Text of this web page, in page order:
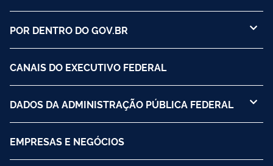
POR DENTRO DO GOV.BR
CANAIS DO EXECUTIVO FEDERAL
DADOS DA ADMINISTRAÇÃO PÚBLICA FEDERAL
EMPRESAS E NEGÓCIOS